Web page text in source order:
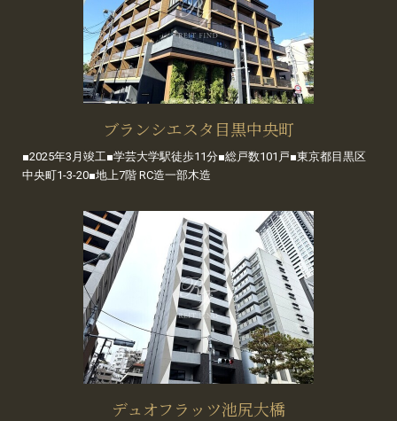
ブランシエスタ目黒中央町
■2025年3月竣工■学芸大学駅徒歩11分■総戸数101戸■東京都目黒区
中央町1-3-20■地上7階 RC造一部木造
デュオフラッツ池尻大橋